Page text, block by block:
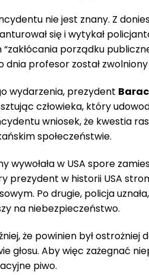
nie jest znany. Z
się i wytykał
porządku
dnia profesor został
wydarzenia, prezydent
człowieka, który
wniosek, że kwestia
społeczeństwie.
wywołała w USA spore
prezydent w historii USA
Po drugie, policja
na niebezpieczeństwo.
że powinien był ostrożniej
głosu. Aby więc zażegnać
piwo.